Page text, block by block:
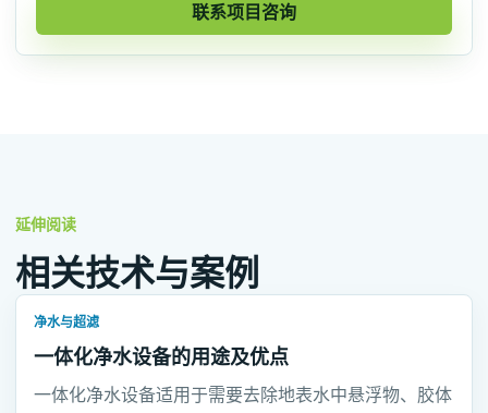
联系项目咨询
延伸阅读
相关技术与案例
净水与超滤
一体化净水设备的用途及优点
一体化净水设备适用于需要去除地表水中悬浮物、胶体